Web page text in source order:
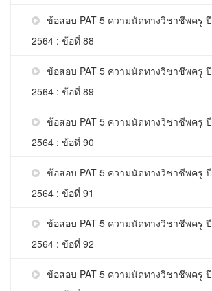
ข้อสอบ PAT 5 ความนัดทางวิชาชีพครู ปี
2564 : ข้อที่ 88
ข้อสอบ PAT 5 ความนัดทางวิชาชีพครู ปี
2564 : ข้อที่ 89
ข้อสอบ PAT 5 ความนัดทางวิชาชีพครู ปี
2564 : ข้อที่ 90
ข้อสอบ PAT 5 ความนัดทางวิชาชีพครู ปี
2564 : ข้อที่ 91
ข้อสอบ PAT 5 ความนัดทางวิชาชีพครู ปี
2564 : ข้อที่ 92
ข้อสอบ PAT 5 ความนัดทางวิชาชีพครู ปี